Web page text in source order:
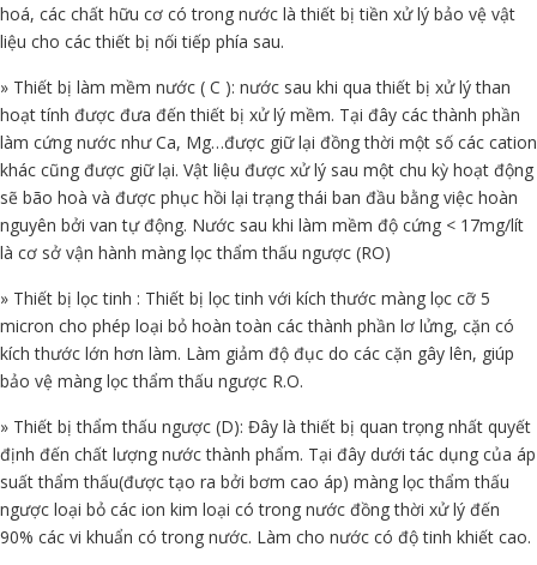
hoá, các chất hữu cơ có trong nước là thiết bị tiền xử lý bảo vệ vật
liệu cho các thiết bị nối tiếp phía sau.
» Thiết bị làm mềm nước ( C ): nước sau khi qua thiết bị xử lý than
hoạt tính được đưa đến thiết bị xử lý mềm. Tại đây các thành phần
làm cứng nước như Ca, Mg…được giữ lại đồng thời một số các cation
khác cũng được giữ lại. Vật liệu được xử lý sau một chu kỳ hoạt động
sẽ bão hoà và được phục hồi lại trạng thái ban đầu bằng việc hoàn
nguyên bởi van tự động. Nước sau khi làm mềm độ cứng < 17mg/lít
là cơ sở vận hành màng lọc thẩm thấu ngược (RO)
» Thiết bị lọc tinh : Thiết bị lọc tinh với kích thước màng lọc cỡ 5
micron cho phép loại bỏ hoàn toàn các thành phần lơ lửng, cặn có
kích thước lớn hơn làm. Làm giảm độ đục do các cặn gây lên, giúp
bảo vệ màng lọc thẩm thấu ngược R.O.
» Thiết bị thẩm thấu ngược (D): Đây là thiết bị quan trọng nhất quyết
định đến chất lượng nước thành phẩm. Tại đây dưới tác dụng của áp
suất thẩm thấu(được tạo ra bởi bơm cao áp) màng lọc thẩm thấu
ngược loại bỏ các ion kim loại có trong nước đồng thời xử lý đến
90% các vi khuẩn có trong nước. Làm cho nước có độ tinh khiết cao.